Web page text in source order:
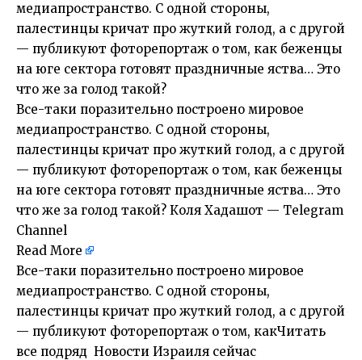
медиапространство. С одной стороны,
палестинцы кричат про жуткий голод, а с другой
— публикуют фоторепортаж о том, как беженцы
на юге сектора готовят праздничные яства… Это
что же за голод такой?
Все-таки поразительно построено мировое
медиапространство. С одной стороны,
палестинцы кричат про жуткий голод, а с другой
— публикуют фоторепортаж о том, как беженцы
на юге сектора готовят праздничные яства… Это
что же за голод такой? Коля Хадашот — Telegram
Channel
Read More
Все-таки поразительно построено мировое
медиапространство. С одной стороны,
палестинцы кричат про жуткий голод, а с другой
— публикуют фоторепортаж о том, какЧитать
все подряд Новости Израиля сейчас